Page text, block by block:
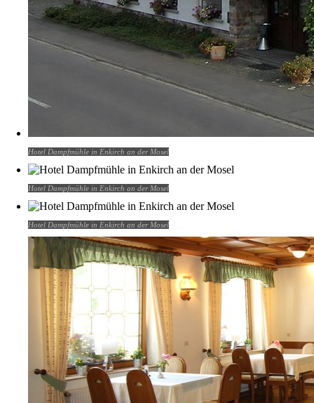
Hotel Dampfmühle in Enkirch an der Mosel
Hotel Dampfmühle in Enkirch an der Mosel
Hotel Dampfmühle in Enkirch an der Mosel